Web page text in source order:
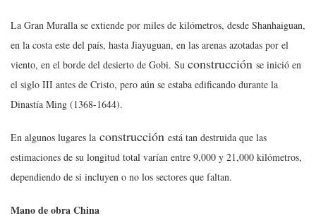
La Gran Muralla se extiende por miles de kilómetros, desde Shanhaiguan,
en la costa este del país, hasta Jiayuguan, en las arenas azotadas por el
viento, en el borde del desierto de Gobi. Su construcción se inició en
el siglo III antes de Cristo, pero aún se estaba edificando durante la
Dinastía Ming (1368-1644).
En algunos lugares la construcción está tan destruida que las
estimaciones de su longitud total varían entre 9,000 y 21,000 kilómetros,
dependiendo de si incluyen o no los sectores que faltan.
Mano de obra China